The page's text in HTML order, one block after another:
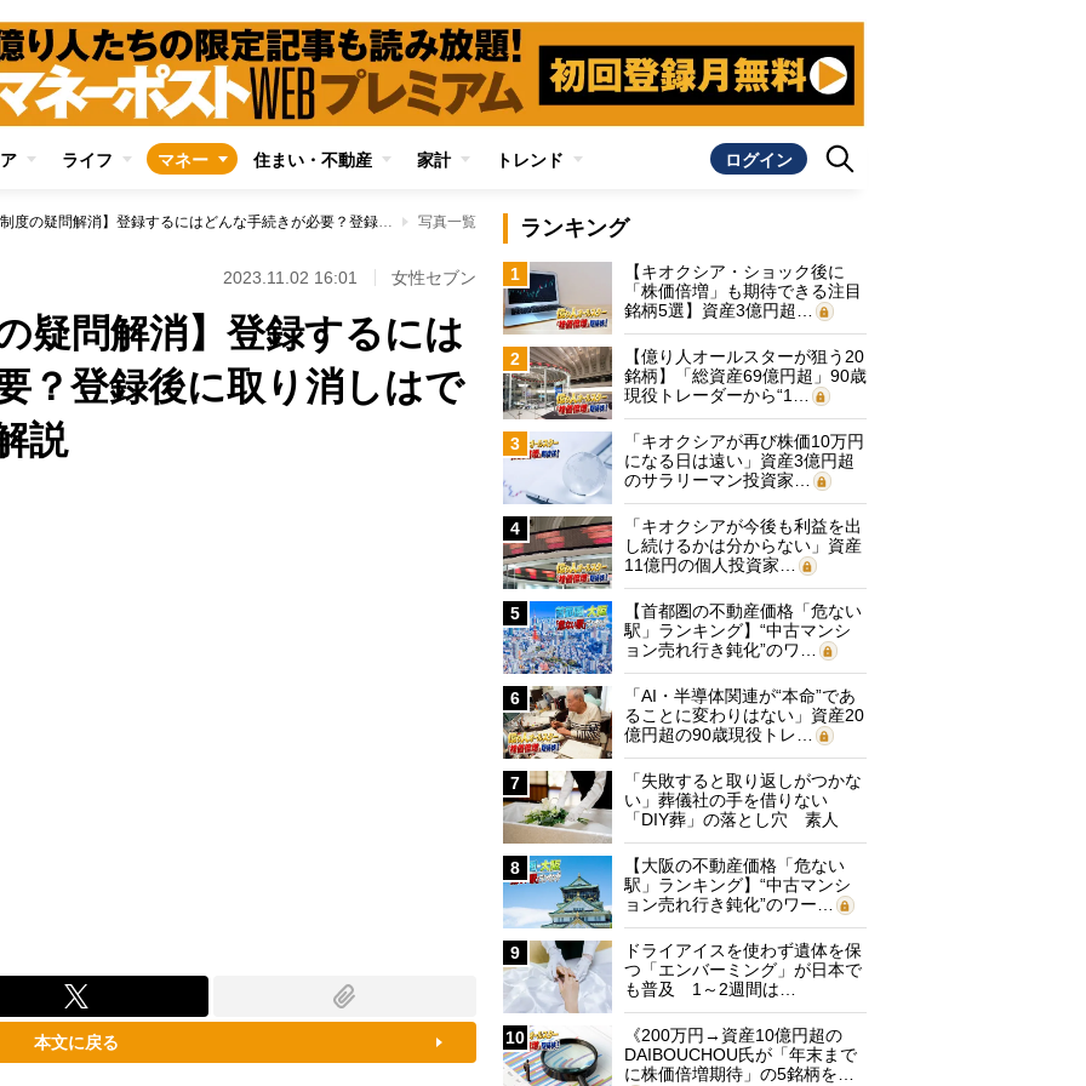
ライフ マネー 住まい・不動産 家計 トレンド ログイン
【インボイス制度の疑問解消】登録するにはどんな手続きが必要？登録後に取り消しはできる？ 税理士が解説 写真一覧
2023.11.02 16:01 女性セブン
疑問解消】登録するには
？登録後に取り消しはで
説
本文に戻る
ランキング
1
【キオクシア・ショック後に
「株価倍増」も期待できる注目
銘柄5選】資産3億円超…
2
【億り人オールスターが狙う20
銘柄】「総資産69億円超」90歳
現役トレーダーから“1…
3
「キオクシアが再び株価10万円
になる日は遠い」資産3億円超
のサラリーマン投資家…
4
「キオクシアが今後も利益を出
し続けるかは分からない」資産
11億円の個人投資家…
5
【首都圏の不動産価格「危ない
駅」ランキング】“中古マンシ
ョン売れ行き鈍化”のワ…
6
「AI・半導体関連が“本命”であ
ることに変わりはない」資産20
億円超の90歳現役トレ…
7
「失敗すると取り返しがつかな
い」葬儀社の手を借りない
「DIY葬」の落とし穴 素人
に…
8
【大阪の不動産価格「危ない
駅」ランキング】“中古マンシ
ョン売れ行き鈍化”のワー…
9
ドライアイスを使わず遺体を保
つ「エンバーミング」が日本で
も普及 1～2週間は…
10
《200万円→資産10億円超の
DAIBOUCHOU氏が「年末まで
に株価倍増期待」の5銘柄を…